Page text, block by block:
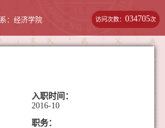
：经济学院 访问次数：034705次
入职时间：
2016-10
职务：